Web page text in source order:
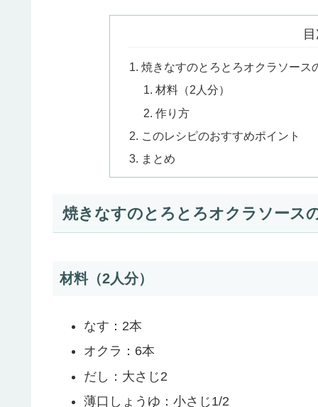
焼きなすのとろとろオクラソース
材料（2人分）
作り方
このレシピのおすすめポイント
まとめ
焼きなすのとろとろオクラソース
材料（2人分）
なす：2本
オクラ：6本
だし：大さじ2
薄口しょうゆ：小さじ1/2